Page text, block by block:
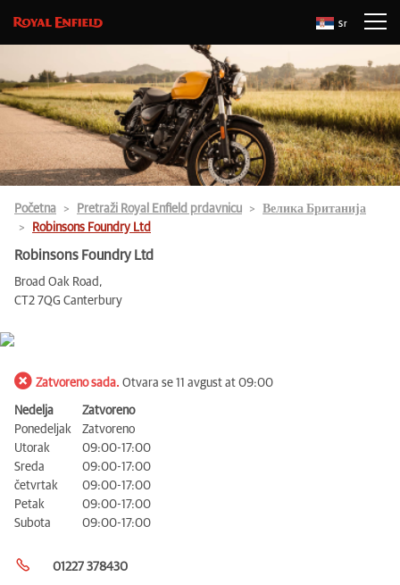
Sr
Početna Pretraži Royal Enfield prdavnicu
Велика Британија
Robinsons Foundry Ltd
Robinsons Foundry Ltd
Broad Oak Road,
CT2 7QG Canterbury
Zatvoreno sada. Otvara se 11 avgust at 09:00
Nedelja
Zatvoreno
Ponedeljak
Zatvoreno
Utorak
09:00-17:00
Sreda
09:00-17:00
četvrtak
09:00-17:00
Petak
09:00-17:00
Subota
09:00-17:00
01227 378430